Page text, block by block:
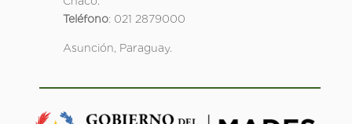
Teléfono: 021 2879000
Asunción, Paraguay.